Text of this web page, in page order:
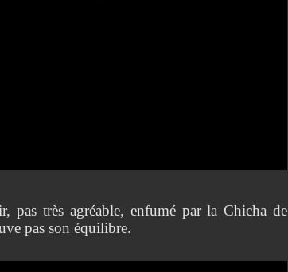
pas très agréable, enfumé par la Chicha de
pas son équilibre.